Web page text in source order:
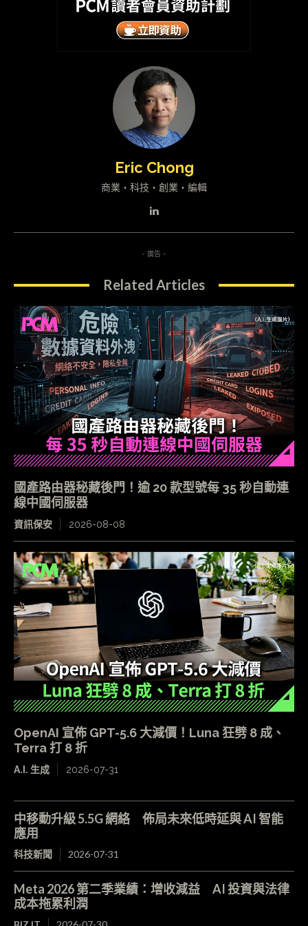
Eric Chong
商業・科技・創業・編輯
- 廣告 -
Related Articles
國產路由器秘藏後門！逾 20 款型號每 35 秒自動連
線中國伺服器
資訊保安 2026-08-08
OpenAI 宣佈 GPT-5.6 大減價！Luna 狂劈 8 成、
Terra 打 8 折
A.I. 生成 2026-07-31
中移動升級 5.5G 網絡 佈局未來低時延與 AI 智能
應用
科技新聞 2026-07-31
Meta 2026 第二季業績：增收減益 AI 投資與法律
成本拖累利潤